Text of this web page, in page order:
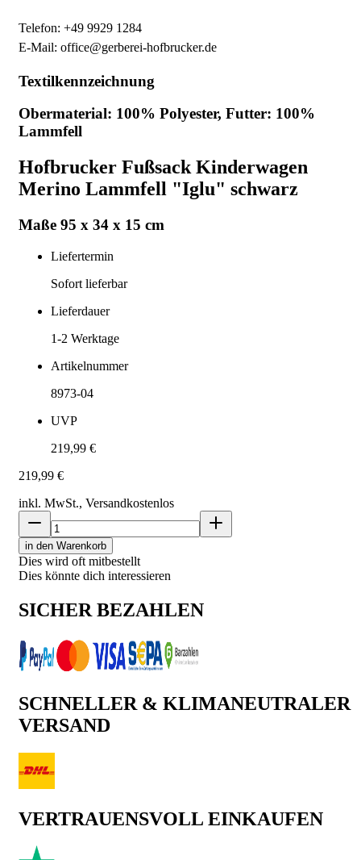
Telefon: +49 9929 1284
E-Mail: office@gerberei-hofbrucker.de
Textilkennzeichnung
Obermaterial: 100% Polyester, Futter: 100%
Lammfell
Hofbrucker Fußsack Kinderwagen
Merino Lammfell "Iglu" schwarz
Maße 95 x 34 x 15 cm
Liefertermin
Sofort lieferbar
Lieferdauer
1-2 Werktage
Artikelnummer
8973-04
UVP
219,99 €
219,99 €
inkl. MwSt., Versandkostenlos
in den Warenkorb
Dies wird oft mitbestellt
Dies könnte dich interessieren
SICHER BEZAHLEN
SCHNELLER & KLIMANEUTRALER
VERSAND
VERTRAUENSVOLL EINKAUFEN